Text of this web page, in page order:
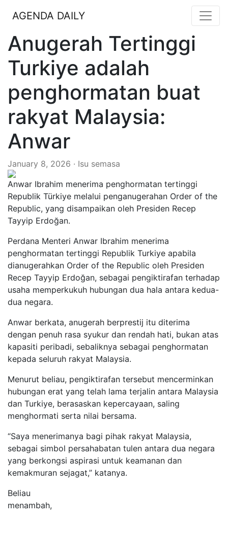
AGENDA DAILY
Anugerah Tertinggi
Turkiye adalah
penghormatan buat
rakyat Malaysia:
Anwar
January 8, 2026 · Isu semasa
Anwar Ibrahim menerima penghormatan tertinggi
Republik Türkiye melalui penganugerahan Order of the
Republic, yang disampaikan oleh Presiden Recep
Tayyip Erdoğan.
Perdana Menteri Anwar Ibrahim menerima
penghormatan tertinggi Republik Turkiye apabila
dianugerahkan Order of the Republic oleh Presiden
Recep Tayyip Erdoğan, sebagai pengiktirafan terhadap
usaha memperkukuh hubungan dua hala antara kedua-
dua negara.
Anwar berkata, anugerah berprestij itu diterima
dengan penuh rasa syukur dan rendah hati, bukan atas
kapasiti peribadi, sebaliknya sebagai penghormatan
kepada seluruh rakyat Malaysia.
Menurut beliau, pengiktirafan tersebut mencerminkan
hubungan erat yang telah lama terjalin antara Malaysia
dan Turkiye, berasaskan kepercayaan, saling
menghormati serta nilai bersama.
“Saya menerimanya bagi pihak rakyat Malaysia,
sebagai simbol persahabatan tulen antara dua negara
yang berkongsi aspirasi untuk keamanan dan
kemakmuran sejagat,” katanya.
Beliau
menambah,